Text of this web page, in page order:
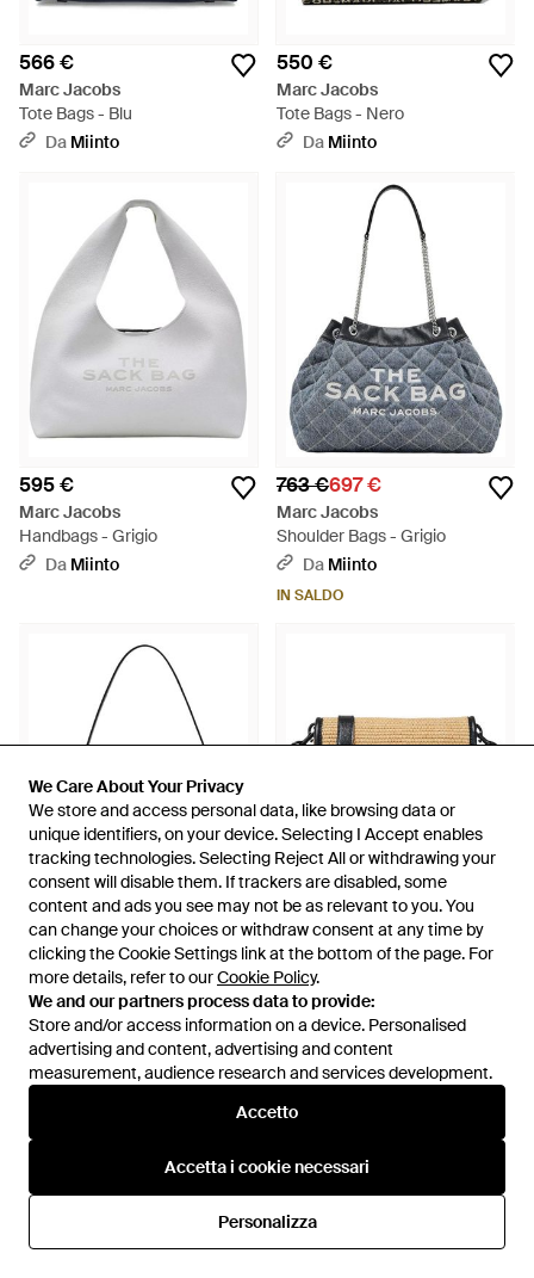
We Care About Your Privacy
We store and access personal data, like browsing data or
unique identifiers, on your device. Selecting I Accept enables
tracking technologies. Selecting Reject All or withdrawing your
consent will disable them. If trackers are disabled, some
content and ads you see may not be as relevant to you. You
can change your choices or withdraw consent at any time by
clicking the Cookie Settings link at the bottom of the page. For
more details, refer to ourCookie Policy.
We and our partners process data to provide:
Store and/or access information on a device. Personalised
advertising and content, advertising and content
measurement, audience research and services development.
Accetto
Accetta i cookie necessari
Personalizza
We Care About Your Privacy
We store and access personal data, like browsing data or
unique identifiers, on your device. Selecting I Accept enables
tracking technologies. Selecting Reject All or withdrawing your
consent will disable them. If trackers are disabled, some
content and ads you see may not be as relevant to you. You
can change your choices or withdraw consent at any time by
clicking the Cookie Settings link at the bottom of the page. For
more details, refer to ourCookie Policy.
We and our partners process data to provide:
Store and/or access information on a device. Personalised
advertising and content, advertising and content
measurement, audience research and services development.
Accetto
Accetta i cookie necessari
Personalizza
566 €
Marc Jacobs
Tote Bags - Blu
Da Miinto
550 €
Marc Jacobs
Tote Bags - Nero
Da Miinto
595 €
Marc Jacobs
Handbags - Grigio
Da Miinto
763 €697 €
Marc Jacobs
Shoulder Bags - Grigio
Da Miinto
IN SALDO
385 €352,50 €
Marc Jacobs
Shoulder Bags - Metallizzato
Miinto
IN SALDO
763 €697 €
Marc Jacobs
Cross Body Bags - Nero
Da
Miinto
IN SALDO